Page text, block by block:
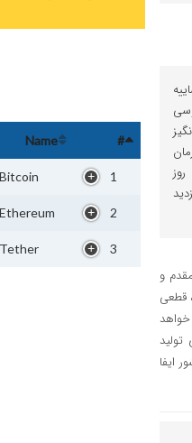
و‌
قطعی
ایفا
#
Name
1
Bitcoin
2
Ethereum
3
Tether